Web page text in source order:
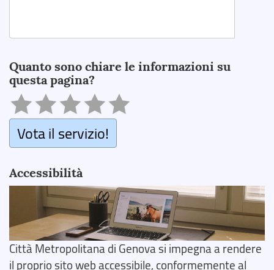
Quanto sono chiare le informazioni su
questa pagina?
Vota il servizio!
Accessibilità
Città Metropolitana di Genova si impegna a rendere
il proprio sito web accessibile, conformemente al